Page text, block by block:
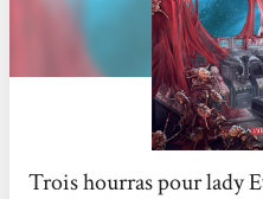
Trois hourras pour lady